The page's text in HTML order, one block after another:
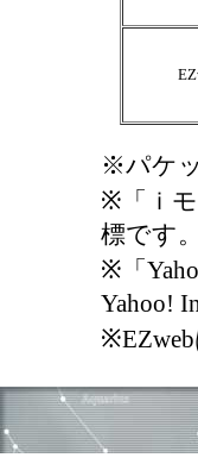
※パケ
※「ｉ
標です。
※「
Yahoo!